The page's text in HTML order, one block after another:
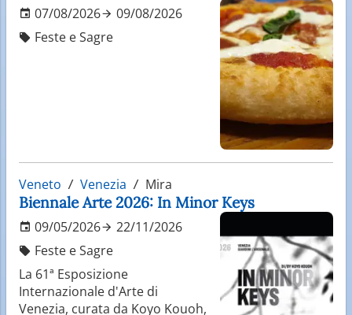
07/08/2026
09/08/2026
Feste e Sagre
Veneto Venezia Mira
Biennale Arte 2026: In Minor Keys
09/05/2026
22/11/2026
Feste e Sagre
La 61ª Esposizione
Internazionale d'Arte di
Venezia, curata da Koyo Kouoh,